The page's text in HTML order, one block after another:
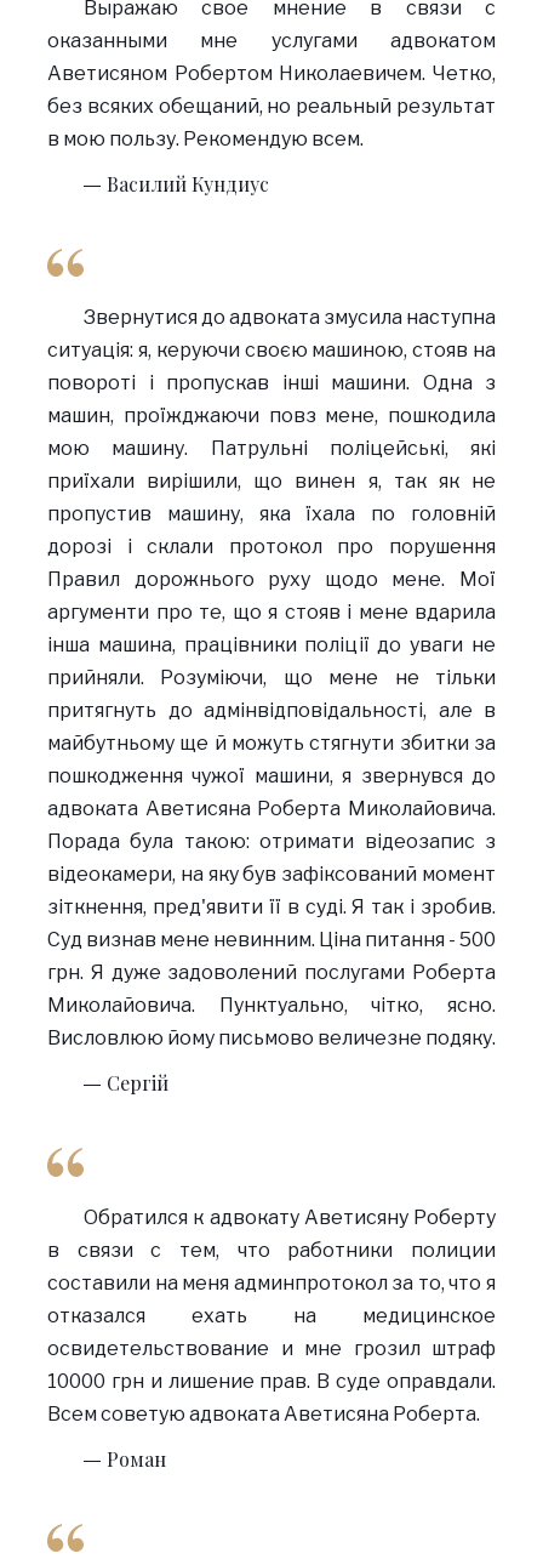
Выражаю свое мнение в связи с
оказанными мне услугами адвокатом
Аветисяном Робертом Николаевичем. Четко,
без всяких обещаний, но реальный результат
в мою пользу. Рекомендую всем.
Василий Кундиус
Звернутися до адвоката змусила наступна
ситуація: я, керуючи своєю машиною, стояв на
повороті і пропускав інші машини. Одна з
машин, проїжджаючи повз мене, пошкодила
мою машину. Патрульні поліцейські, які
приїхали вирішили, що винен я, так як не
пропустив машину, яка їхала по головній
дорозі і склали протокол про порушення
Правил дорожнього руху щодо мене. Мої
аргументи про те, що я стояв і мене вдарила
інша машина, працівники поліції до уваги не
прийняли. Розуміючи, що мене не тільки
притягнуть до адмінвідповідальності, але в
майбутньому ще й можуть стягнути збитки за
пошкодження чужої машини, я звернувся до
адвоката Аветисяна Роберта Миколайовича.
Порада була такою: отримати відеозапис з
відеокамери, на яку був зафіксований момент
зіткнення, пред'явити її в суді. Я так і зробив.
Суд визнав мене невинним. Ціна питання - 500
грн. Я дуже задоволений послугами Роберта
Миколайовича. Пунктуально, чітко, ясно.
Висловлюю йому письмово величезне подяку.
Сергій
Обратился к адвокату Аветисяну Роберту
в связи с тем, что работники полиции
составили на меня админпротокол за то, что я
отказался ехать на медицинское
освидетельствование и мне грозил штраф
10000 грн и лишение прав. В суде оправдали.
Всем советую адвоката Аветисяна Роберта.
Роман